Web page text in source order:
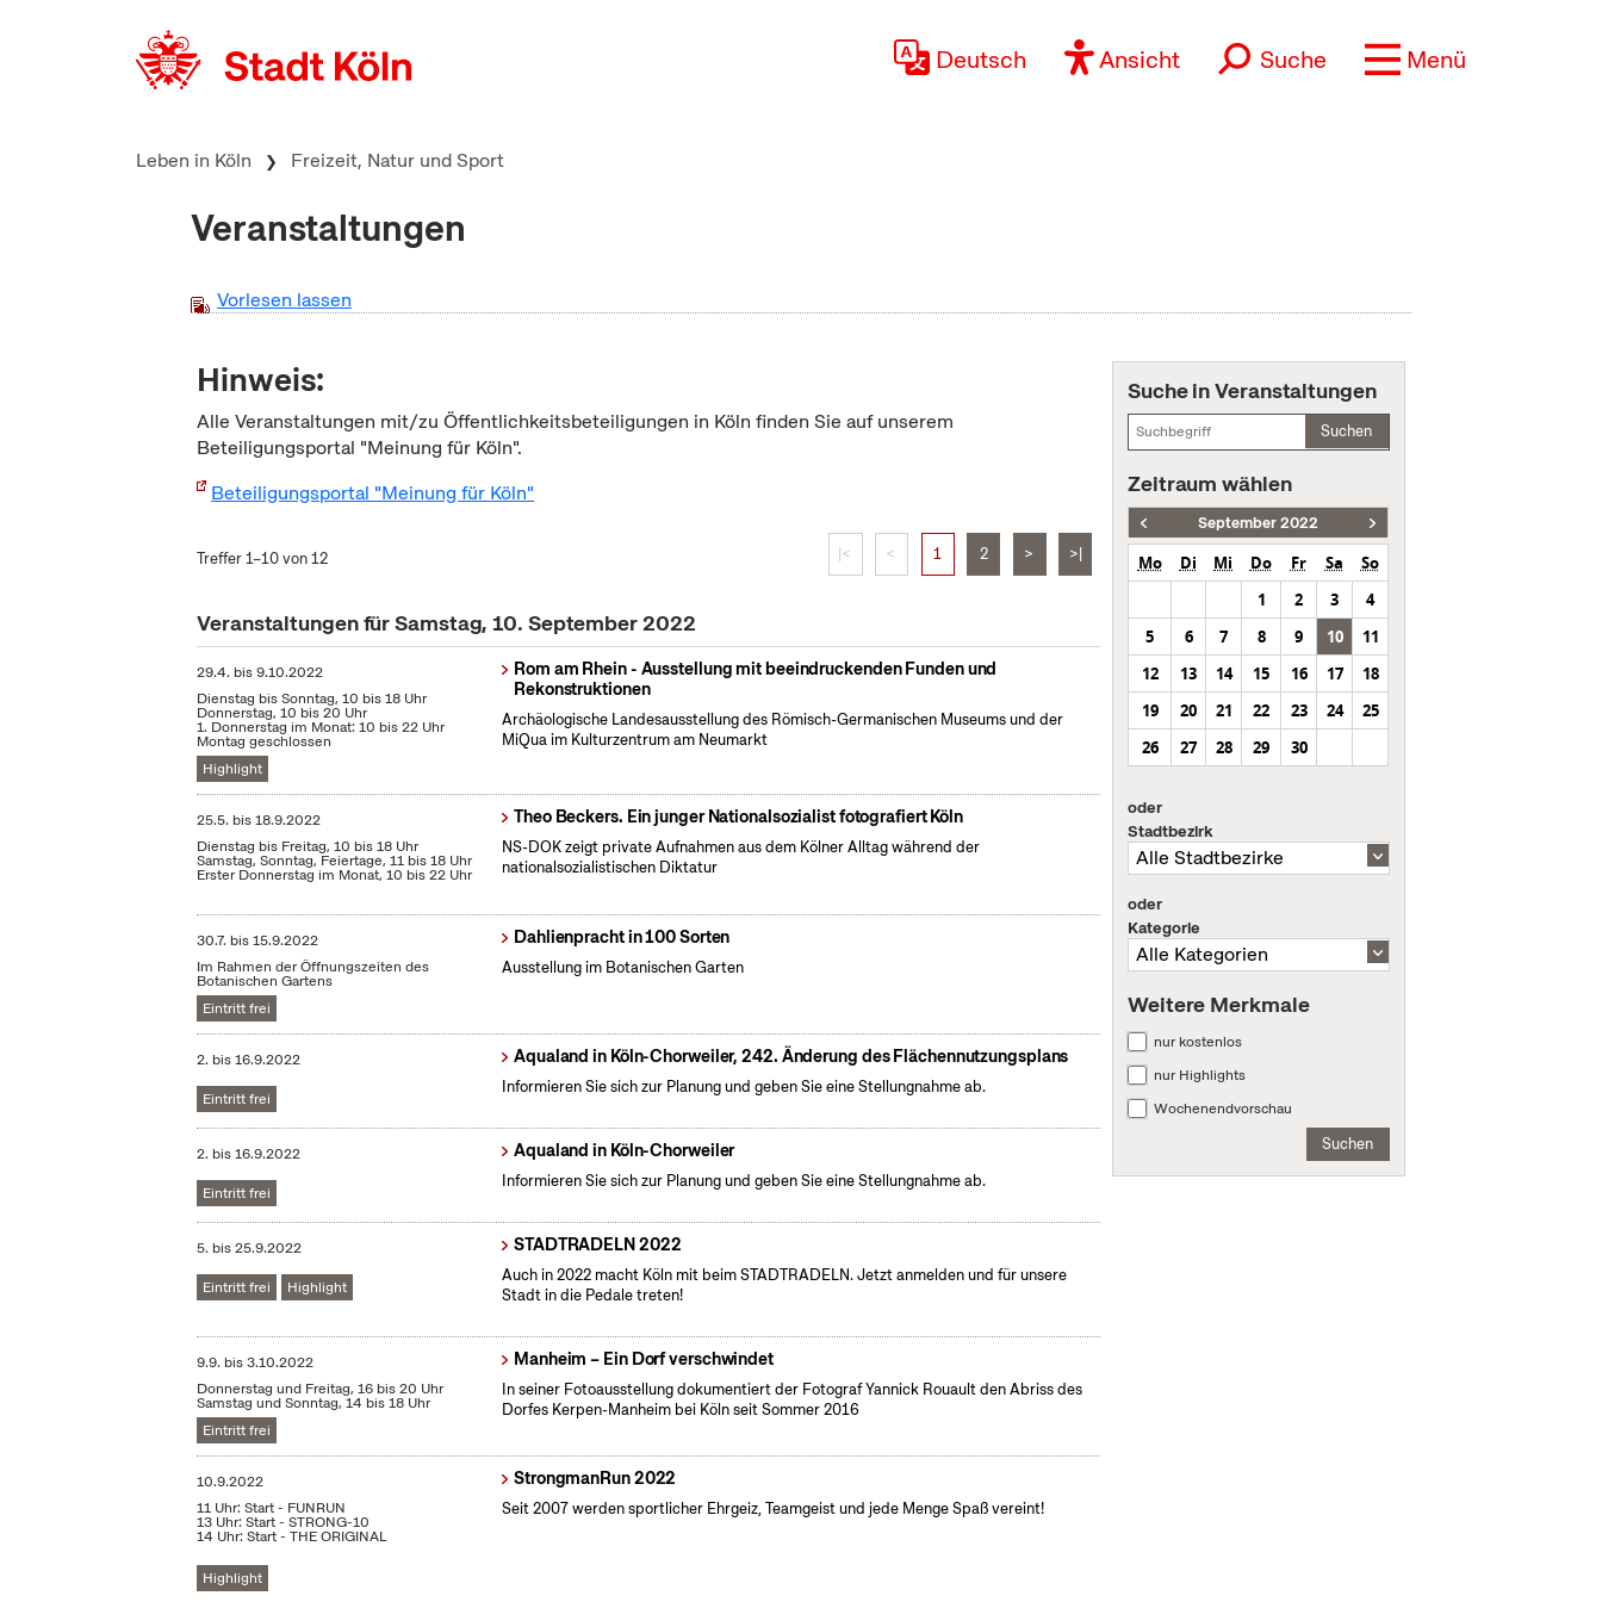
Deutsch Ansicht Suche Menü
Leben in Köln Freizeit, Natur und Sport
Veranstaltungen
Vorlesen lassen
Hinweis:
Alle Veranstaltungen mit/zu Öffentlichkeitsbeteiligungen in Köln finden Sie auf unserem
Beteiligungsportal "Meinung für Köln".
Beteiligungsportal "Meinung für Köln"
Treffer 1–10 von 12 |< < 1 2 > >|
Veranstaltungen für Samstag, 10. September 2022
29.4. bis9.10.2022
Dienstag bis Sonntag, 10 bis 18 Uhr
Donnerstag, 10 bis 20 Uhr
1. Donnerstag im Monat: 10 bis 22 Uhr
Montag geschlossen
Highlight
Rom am Rhein - Ausstellung mit beeindruckenden Funden und
Rekonstruktionen
Archäologische Landesausstellung des Römisch-Germanischen Museums und der
MiQua im Kulturzentrum am Neumarkt
25.5. bis18.9.2022
Dienstag bis Freitag, 10 bis 18 Uhr
Samstag, Sonntag, Feiertage, 11 bis 18 Uhr
Erster Donnerstag im Monat, 10 bis 22 Uhr
Theo Beckers. Ein junger Nationalsozialist fotografiert Köln
NS-DOK zeigt private Aufnahmen aus dem Kölner Alltag während der
nationalsozialistischen Diktatur
30.7. bis15.9.2022
Im Rahmen der Öffnungszeiten des
Botanischen Gartens
Eintritt frei
Dahlienpracht in 100 Sorten
Ausstellung im Botanischen Garten
2. bis16.9.2022
Eintritt frei
Aqualand in Köln-Chorweiler, 242. Änderung des Flächennutzungsplans
Informieren Sie sich zur Planung und geben Sie eine Stellungnahme ab.
2. bis16.9.2022
Eintritt frei
Aqualand in Köln-Chorweiler
Informieren Sie sich zur Planung und geben Sie eine Stellungnahme ab.
5. bis25.9.2022
Eintritt frei Highlight
STADTRADELN 2022
Auch in 2022 macht Köln mit beim STADTRADELN. Jetzt anmelden und für unsere
Stadt in die Pedale treten!
9.9. bis3.10.2022
Donnerstag und Freitag, 16 bis 20 Uhr
Samstag und Sonntag, 14 bis 18 Uhr
Eintritt frei
Manheim – Ein Dorf verschwindet
In seiner Fotoausstellung dokumentiert der Fotograf Yannick Rouault den Abriss des
Dorfes Kerpen-Manheim bei Köln seit Sommer 2016
10.9.2022
11 Uhr: Start - FUNRUN
13 Uhr: Start - STRONG-10
14 Uhr: Start - THE ORIGINAL
Highlight
StrongmanRun 2022
Seit 2007 werden sportlicher Ehrgeiz, Teamgeist und jede Menge Spaß vereint!
Suche in Veranstaltungen
Suchen
Zeitraum wählen
September 2022
Mo Di Mi Do Fr Sa
So
1
2 3
4
5
6 7 8 9 10
11
12
13 14 15 16 17
18
19
20 21 22 23 24
25
26
27 28 29 30
oder
Stadtbezirk
oder
Kategorie
Weitere Merkmale
nur kostenlos
nur Highlights
Wochenendvorschau
Suchen